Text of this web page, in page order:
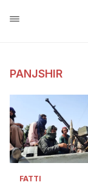
PANJSHIR
FATTI